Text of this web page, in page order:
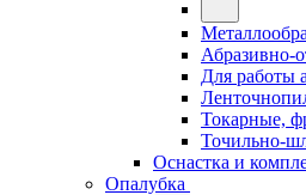
Абразивно-
Для работы
Токарные,
Точильно-
Оснастка и
Опалубка